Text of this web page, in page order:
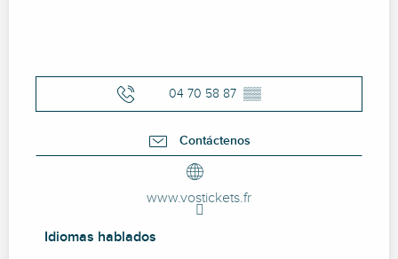
04 70 58 87 ▒▒
Contáctenos
www.vostickets.fr
Idiomas hablados
Idiomas hablados